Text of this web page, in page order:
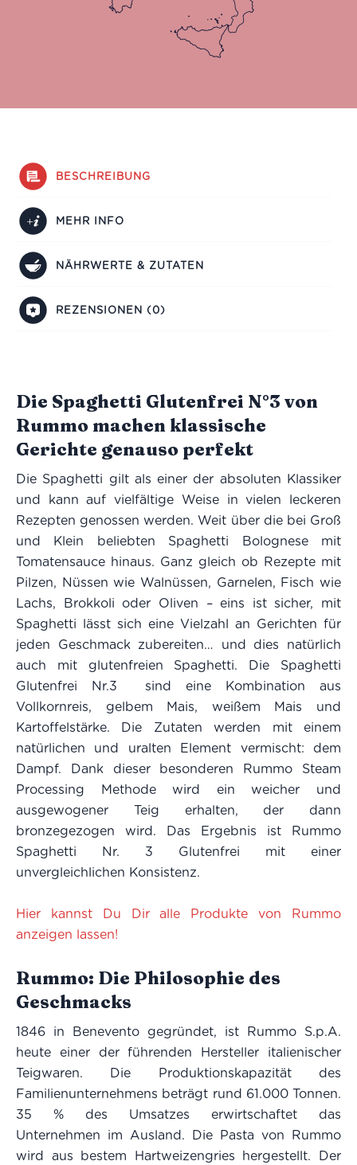
BESCHREIBUNG
MEHR INFO
NÄHRWERTE & ZUTATEN
REZENSIONEN (0)
Die Spaghetti Glutenfrei N°3 von
Rummo machen klassische
Gerichte genauso perfekt
Die Spaghetti gilt als einer der absoluten Klassiker
und kann auf vielfältige Weise in vielen leckeren
Rezepten genossen werden. Weit über die bei Groß
und Klein beliebten Spaghetti Bolognese mit
Tomatensauce hinaus. Ganz gleich ob Rezepte mit
Pilzen, Nüssen wie Walnüssen, Garnelen, Fisch wie
Lachs, Brokkoli oder Oliven – eins ist sicher, mit
Spaghetti lässt sich eine Vielzahl an Gerichten für
jeden Geschmack zubereiten… und dies natürlich
auch mit glutenfreien Spaghetti. Die Spaghetti
Glutenfrei Nr.3 sind eine Kombination aus
Vollkornreis, gelbem Mais, weißem Mais und
Kartoffelstärke. Die Zutaten werden mit einem
natürlichen und uralten Element vermischt: dem
Dampf. Dank dieser besonderen Rummo Steam
Processing Methode wird ein weicher und
ausgewogener Teig erhalten, der dann
bronzegezogen wird. Das Ergebnis ist Rummo
Spaghetti Nr. 3 Glutenfrei mit einer
unvergleichlichen Konsistenz.
Hier kannst Du Dir alle Produkte von Rummo
anzeigen lassen!
Rummo: Die Philosophie des
Geschmacks
1846 in Benevento gegründet, ist Rummo S.p.A.
heute einer der führenden Hersteller italienischer
Teigwaren. Die Produktionskapazität des
Familienunternehmens beträgt rund 61.000 Tonnen.
35 % des Umsatzes erwirtschaftet das
Unternehmen im Ausland. Die Pasta von Rummo
wird aus bestem Hartweizengries hergestellt. Der